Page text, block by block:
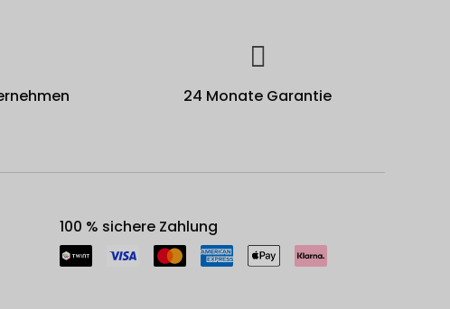
24 Monate Garantie
100 % sichere Zahlung